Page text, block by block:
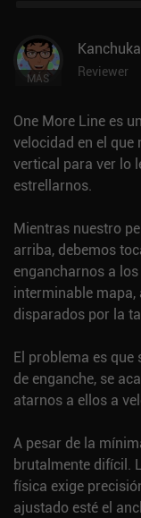
MÁS Reviewer
One More Line es
velocidad en el
vertical para ver lo
estrellarnos.
Mientras nuestro
arriba, debemos
engancharnos a
interminable
disparados por la
El problema es
de enganche, se
atarnos a ellos a
A pesar de la
brutalmente difícil.
física exige
ajustado esté el